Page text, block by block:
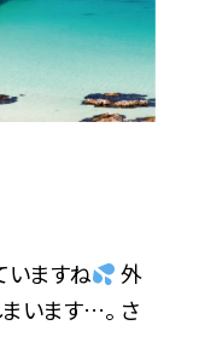
いますね
外
います…。 さ